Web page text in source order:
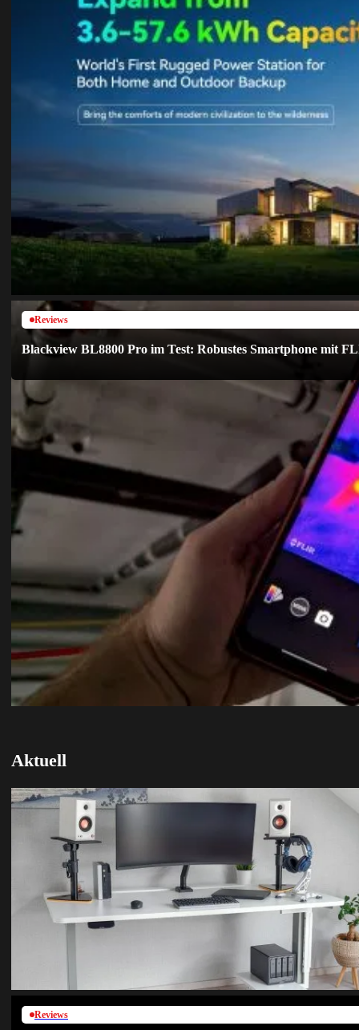
Reviews
Blackview BL8800 Pro im Test: Robustes Smartphone mit
Aktuell
Reviews